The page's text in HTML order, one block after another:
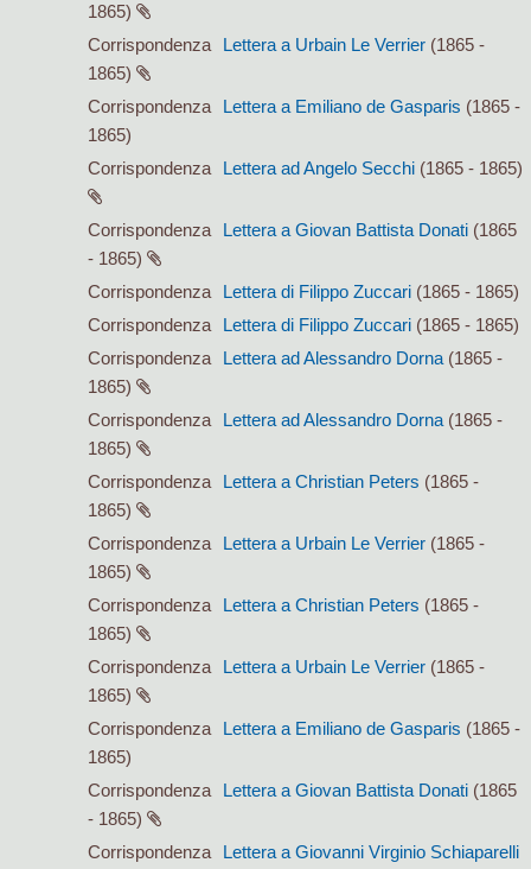
1865)
Corrispondenza
Lettera a Urbain Le Verrier (1865 -
1865)
Corrispondenza
Lettera a Emiliano de Gasparis (1865 -
1865)
Corrispondenza
Lettera ad Angelo Secchi (1865 - 1865)
Corrispondenza Lettera a Giovan Battista Donati (1865
- 1865)
Corrispondenza
Lettera di Filippo Zuccari (1865 - 1865)
Corrispondenza
Lettera di Filippo Zuccari (1865 - 1865)
Corrispondenza
Lettera ad Alessandro Dorna (1865 -
1865)
Corrispondenza
Lettera ad Alessandro Dorna (1865 -
1865)
Corrispondenza
Lettera a Christian Peters (1865 -
1865)
Corrispondenza
Lettera a Urbain Le Verrier (1865 -
1865)
Corrispondenza
Lettera a Christian Peters (1865 -
1865)
Corrispondenza
Lettera a Urbain Le Verrier (1865 -
1865)
Corrispondenza
Lettera a Emiliano de Gasparis (1865 -
1865)
Corrispondenza
Lettera a Giovan Battista Donati (1865
- 1865)
Corrispondenza
Lettera a Giovanni Virginio Schiaparelli